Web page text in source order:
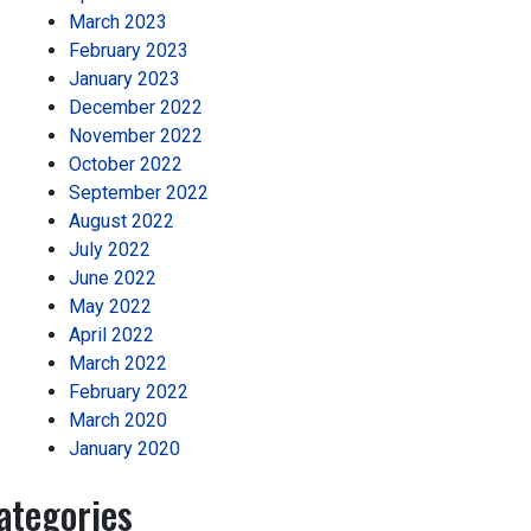
March 2023
February 2023
January 2023
December 2022
November 2022
October 2022
September 2022
August 2022
July 2022
June 2022
May 2022
April 2022
March 2022
February 2022
March 2020
January 2020